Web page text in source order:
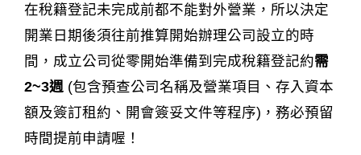
在稅籍登記未完成前都不能對外營業，所以決定
開業日期後須往前推算開始辦理公司設立的時
間，成立公司從零開始準備到完成稅籍登記約需
2~3週 (包含預查公司名稱及營業項目、存入資本
額及簽訂租約、開會簽妥文件等程序)，務必預留
時間提前申請喔！